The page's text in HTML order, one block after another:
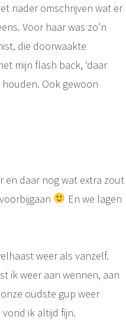
nader omschrijven wat er
Voor haar was zo’n
die doorwaakte
mijn flash back, ‘daar
houden. Ook gewoon
en daar nog wat extra zout
En we lagen
weer als vanzelf.
ik weer aan wennen, aan
oudste gup weer
ik altijd fijn.